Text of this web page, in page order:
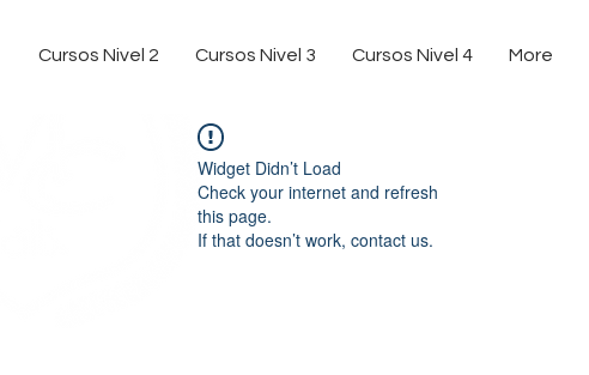
Cursos Nivel 2 Cursos Nivel 3 Cursos Nivel 4 More
Widget Didn’t Load
Check your internet and refresh
this page.
If that doesn’t work, contact us.